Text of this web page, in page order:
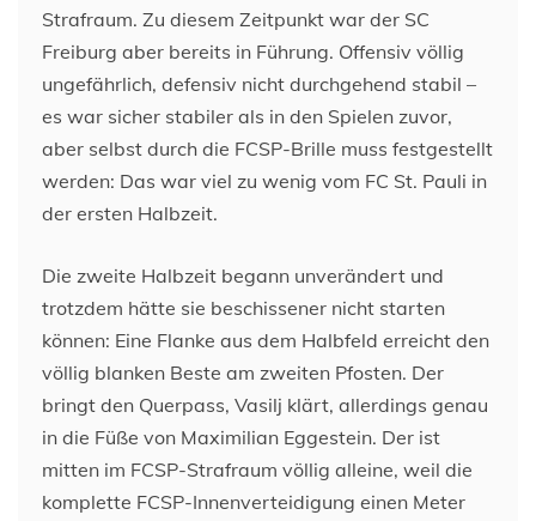
Strafraum. Zu diesem Zeitpunkt war der SC
Freiburg aber bereits in Führung. Offensiv völlig
ungefährlich, defensiv nicht durchgehend stabil –
es war sicher stabiler als in den Spielen zuvor,
aber selbst durch die FCSP-Brille muss festgestellt
werden: Das war viel zu wenig vom FC St. Pauli in
der ersten Halbzeit.
Die zweite Halbzeit begann unverändert und
trotzdem hätte sie beschissener nicht starten
können: Eine Flanke aus dem Halbfeld erreicht den
völlig blanken Beste am zweiten Pfosten. Der
bringt den Querpass, Vasilj klärt, allerdings genau
in die Füße von Maximilian Eggestein. Der ist
mitten im FCSP-Strafraum völlig alleine, weil die
komplette FCSP-Innenverteidigung einen Meter